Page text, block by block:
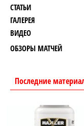
СТАТЬИ
ГАЛЕРЕЯ
ВИДЕО
ОБЗОРЫ МАТЧЕЙ
Последние